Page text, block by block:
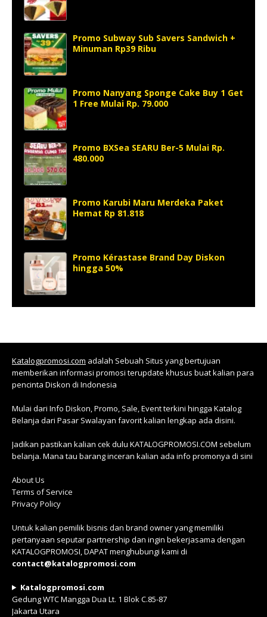
Promo Subway Sub Savers Sandwich +
Minuman Rp39 Ribu
Promo Nanyang Sponge Cake Buy 1 Get
1 Free Mulai Rp. 79.000
Promo BXSea SEARU Ber-5 Mulai Rp.
480.000
Promo Karubi Maru Merdeka Paket
Hemat Rp 81.818
Promo Kérastase Brand Day Diskon
hingga 50%
Katalogpromosi.com adalah Sebuah Situs yang bertujuan
memberikan informasi promosi terupdate khusus buat kalian para
pencinta Diskon di Indonesia
Mulai dari Info Diskon, Promo, Sale, Event terkini hingga Katalog
Belanja dari Pasar Swalayan favorit kalian lengkap ada disini.
Jadikan pastikan kalian cek dulu KATALOGPROMOSI.COM sebelum
belanja. Mana tau barang inceran kalian ada info promonya di sini
About Us
Terms of Service
Privacy Policy
Untuk kalian pemilik bisnis dan brand owner yang memiliki
pertanyaan seputar partnership dan ingin bekerjasama dengan
KATALOGPROMOSI, DAPAT menghubungi kami di
contact@katalogpromosi.com
Katalogpromosi.com
Gedung WTC Mangga Dua Lt. 1 Blok C.85-87
Jakarta Utara